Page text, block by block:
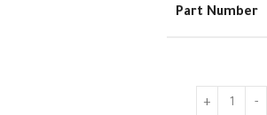
Part Number